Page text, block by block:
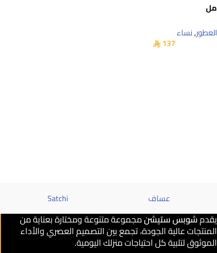
مل
العطور,نساء
137
عساف Satchi
يقدمشوبس ستيشنمجموعة متنوعة ومختارة بعناية من
المنتجات عالية الجودة، تجمع بين التصميم العصري والأداء
الموثوق لتلبية كل احتياجات منزلك اليومية.